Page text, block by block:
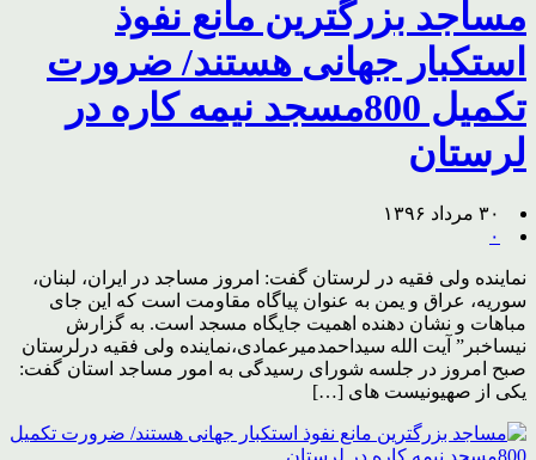
مساجد بزرگترین مانع نفوذ
استکبار جهانی هستند/ ضرورت
تکمیل 800مسجد نیمه کاره در
لرستان
۳۰ مرداد ۱۳۹۶
۰
نماینده ولی فقیه در لرستان گفت: امروز مساجد در ایران، لبنان،
سوریه، عراق و یمن به عنوان پیاگاه مقاومت است که این جای
مباهات و نشان دهنده اهمیت جایگاه مسجد است. به گزارش
نیساخبر” آیت الله سیداحمدمیرعمادی،نماینده ولی فقیه درلرستان
صبح امروز در جلسه شورای رسیدگی به امور مساجد استان گفت:
یکی از صهیونیست های […]